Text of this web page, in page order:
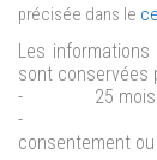
précisée dans le
Les
sont conservées
- 25
consentement